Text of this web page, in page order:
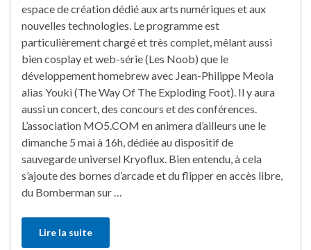
espace de création dédié aux arts numériques et aux
nouvelles technologies. Le programme est
particulièrement chargé et très complet, mêlant aussi
bien cosplay et web-série (Les Noob) que le
développement homebrew avec Jean-Philippe Meola
alias Youki (The Way Of The Exploding Foot). Il y aura
aussi un concert, des concours et des conférences.
L’association MO5.COM en animera d’ailleurs une le
dimanche 5 mai à 16h, dédiée au dispositif de
sauvegarde universel Kryoflux. Bien entendu, à cela
s’ajoute des bornes d’arcade et du flipper en accès libre,
du Bomberman sur …
Lire la suite